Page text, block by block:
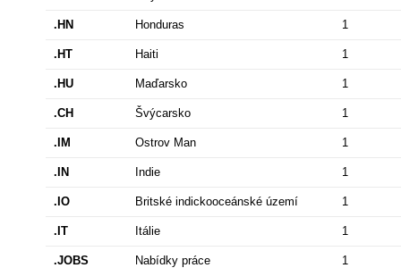
.HN Honduras 1
.HT Haiti 1
.HU Maďarsko 1
.CH Švýcarsko 1
.IM Ostrov Man 1
.IN Indie 1
.IO Britské indickooceánské území 1
.IT Itálie 1
.JOBS Nabídky práce 1